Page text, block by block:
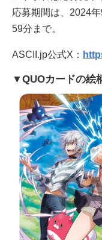
応募期間は、2024
59分まで。
ASCII.jp公式X：
▼QUOカードの絵